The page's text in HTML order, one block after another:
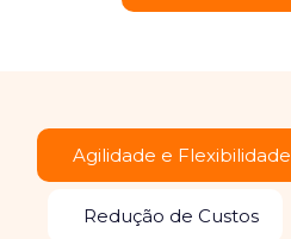
Agilidade e Flexibilidade
Redução de Custos